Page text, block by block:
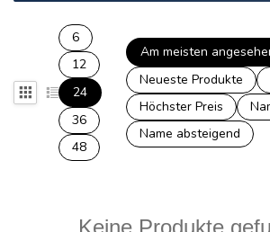
6
12
24
36
48
Am meisten
Neueste Produkte
Höchster Preis
Name absteigend
Keine Produkte